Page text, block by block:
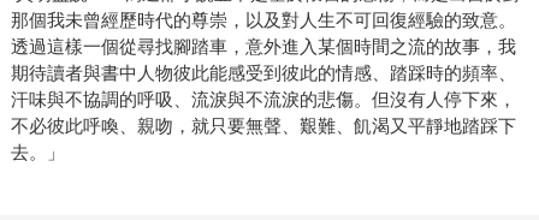
那個我未曾經歷時代的尊崇，以及對人生不可回復經驗的致意。
透過這樣一個從尋找腳踏車，意外進入某個時間之流的故事，我
期待讀者與書中人物彼此能感受到彼此的情感、踏踩時的頻率、
汗味與不協調的呼吸、流淚與不流淚的悲傷。但沒有人停下來，
不必彼此呼喚、親吻，就只要無聲、艱難、飢渴又平靜地踏踩下
去。」